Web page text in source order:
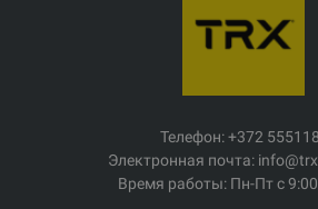
Телефон: +372
Электронная почта:
Время работы: Пн-Пт с